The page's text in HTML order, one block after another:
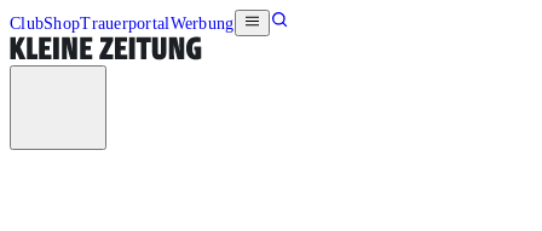
ClubShopTrauerportalWerbung